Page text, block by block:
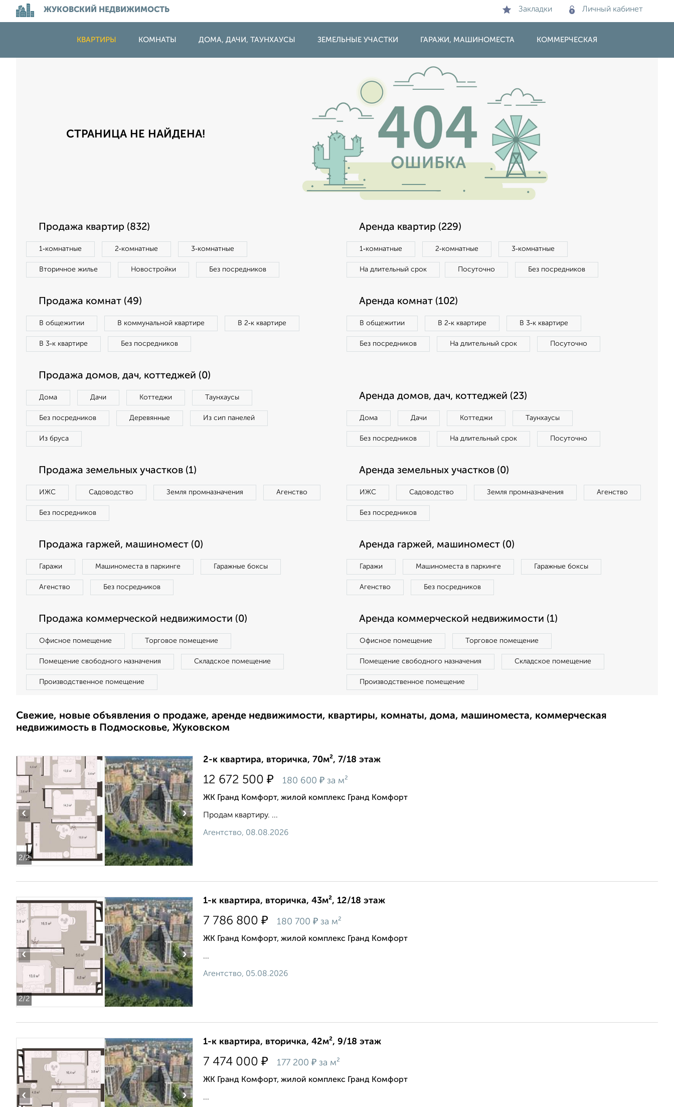
ЖУКОВСКИЙ НЕДВИЖИМОСТЬ Закладки Личный кабинет
КВАРТИРЫ КОМНАТЫ ДОМА, ДАЧИ, ТАУНХАУСЫ ЗЕМЕЛЬНЫЕ УЧАСТКИ ГАРАЖИ, МАШИНОМЕСТА КОММЕРЧЕСКАЯ
СТРАНИЦА НЕ НАЙДЕНА!
Продажа квартир (832)
1‑комнатные 2‑комнатные 3‑комнатные
Вторичное жилье Новостройки Без посредников
Аренда квартир (229)
1‑комнатные 2‑комнатные 3‑комнатные
На длительный срок Посуточно Без посредников
Продажа комнат (49)
В общежитии В коммунальной квартире В 2‑к квартире
В 3‑к квартире Без посредников
Аренда комнат (102)
В общежитии В 2‑к квартире В 3‑к квартире
Без посредников На длительный срок Посуточно
Продажа домов, дач, коттеджей (0)
Дома Дачи Коттеджи Таунхаусы
Без посредников Деревянные Из сип панелей
Из бруса
Аренда домов, дач, коттеджей (23)
Дома Дачи Коттеджи Таунхаусы
Без посредников На длительный срок Посуточно
Продажа земельных участков (1)
ИЖС Садоводство Земля промназначения Агенство
Без посредников
Аренда земельных участков (0)
ИЖС Садоводство Земля промназначения Агенство
Без посредников
Продажа гаржей, машиномест (0)
Гаражи Машиноместа в паркинге Гаражные боксы
Агенство Без посредников
Аренда гаржей, машиномест (0)
Гаражи Машиноместа в паркинге Гаражные боксы
Агенство Без посредников
Продажа коммерческой недвижимости (0)
Офисное помещение Торговое помещение
Помещение свободного назначения Складское помещение
Производственное помещение
Аренда коммерческой недвижимости (1)
Офисное помещение Торговое помещение
Помещение свободного назначения Складское помещение
Производственное помещение
Свежие, новые объявления о продаже, аренде недвижимости, квартиры, комнаты, дома, машиноместа, коммерческая
недвижимость в Подмосковье, Жуковском
2/2
‹ ›
2-к квартира, вторичка, 70м², 7/18 этаж
12 672 500 ₽ 180 600 ₽ за м²
ЖК Гранд Комфорт, жилой комплекс Гранд Комфорт
Продам квартиру. ...
Агентство, 08.08.2026
2/2
‹ ›
1-к квартира, вторичка, 43м², 12/18 этаж
7 786 800 ₽ 180 700 ₽ за м²
ЖК Гранд Комфорт, жилой комплекс Гранд Комфорт
...
Агентство, 05.08.2026
‹ ›
1-к квартира, вторичка, 42м², 9/18 этаж
7 474 000 ₽ 177 200 ₽ за м²
ЖК Гранд Комфорт, жилой комплекс Гранд Комфорт
...